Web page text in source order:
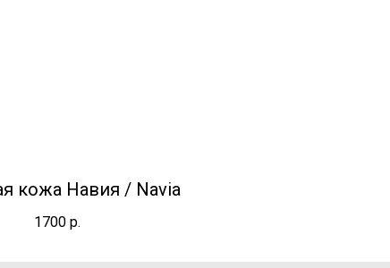
кожа Навия / Navia
1700 р.